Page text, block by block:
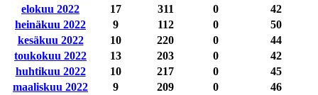
elokuu 2022
17 311 0
42
heinäkuu 2022
9 112 0
50
kesäkuu 2022
10 220 0
44
toukokuu 2022
13 203 0
42
huhtikuu 2022
10 217 0
45
maaliskuu 2022
9 209 0
46